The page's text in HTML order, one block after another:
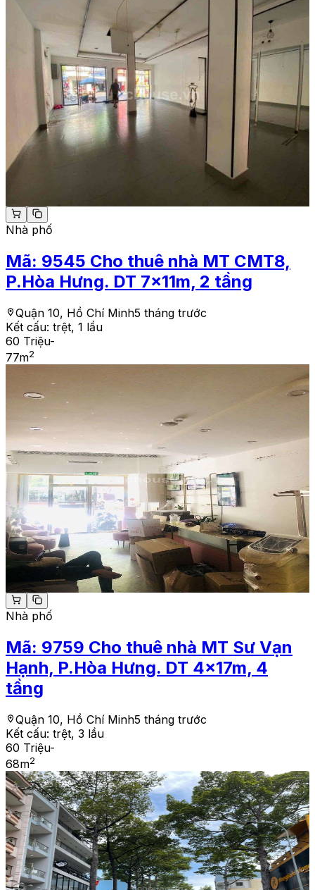
Nhà phố
Mã: 9545 Cho thuê nhà MT CMT8,
P.Hòa Hưng. DT 7x11m, 2 tầng
Quận 10, Hồ Chí Minh5 tháng trước
Kết cấu: trệt, 1 lầu
60 Triệu-
77m2
Nhà phố
Mã: 9759 Cho thuê nhà MT Sư Vạn
Hạnh, P.Hòa Hưng. DT 4x17m, 4
tầng
Quận 10, Hồ Chí Minh5 tháng trước
Kết cấu: trệt, 3 lầu
60 Triệu-
68m2